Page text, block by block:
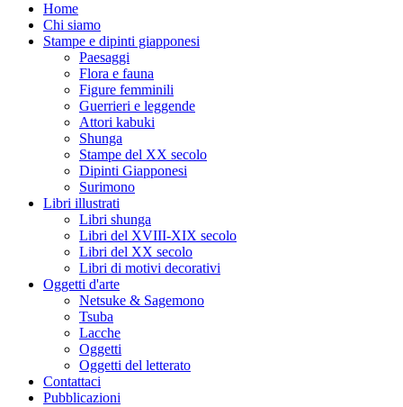
Home
Chi siamo
Stampe e dipinti giapponesi
Paesaggi
Flora e fauna
Figure femminili
Guerrieri e leggende
Attori kabuki
Shunga
Stampe del XX secolo
Dipinti Giapponesi
Surimono
Libri illustrati
Libri shunga
Libri del XVIII-XIX secolo
Libri del XX secolo
Libri di motivi decorativi
Oggetti d'arte
Netsuke & Sagemono
Tsuba
Lacche
Oggetti
Oggetti del letterato
Contattaci
Pubblicazioni